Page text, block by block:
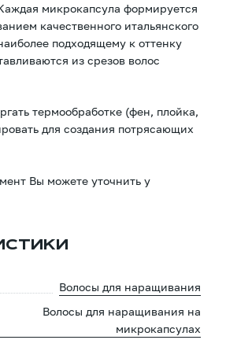
микрокапсула формируется
качественного итальянского
подходящему к оттенку
из срезов волос
термообработке (фен, плойка,
для создания потрясающих
Вы можете уточнить у
Волосы для наращивания
Волосы для наращивания на
микрокапсулах